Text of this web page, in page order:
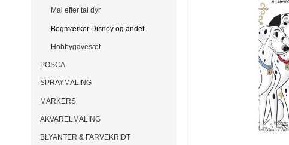
Mal efter tal dyr
Bogmærker Disney og andet
Hobbygavesæt
POSCA
SPRAYMALING
MARKERS
AKVARELMALING
BLYANTER & FARVEKRIDT